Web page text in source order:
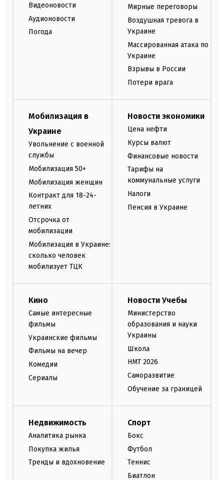
Видеоновости
Аудионовости
Погода
Мирные переговоры
Воздушная тревога в
Украине
Массированная атака по
Украине
Взрывы в России
Потери врага
Мобилизация в
Украине
Увольнение с военной
службы
Мобилизация 50+
Мобилизация женщин
Контракт для 18-24-
летних
Отсрочка от
мобилизации
Мобилизация в Украине:
сколько человек
мобилизует ТЦК
Новости экономики
Цена нефти
Курсы валют
Финансовые новости
Тарифы на
коммунальные услуги
Налоги
Пенсия в Украине
Кино
Самые интересные
фильмы
Украинские фильмы
Фильмы на вечер
Комедии
Сериалы
Новости Учебы
Министерство
образования и науки
Украины
Школа
НМТ 2026
Саморазвитие
Обучение за границей
Недвижимость
Аналитика рынка
Покупка жилья
Тренды и вдохновение
Спорт
Бокс
Футбол
Теннис
Биатлон